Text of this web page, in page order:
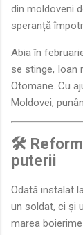
din moldoveni
speranță
Abia în
se stinge, Ioan
Otomane. Cu
Moldovei,
🛠️
puterii
Odată instalat
un soldat, ci și
marea